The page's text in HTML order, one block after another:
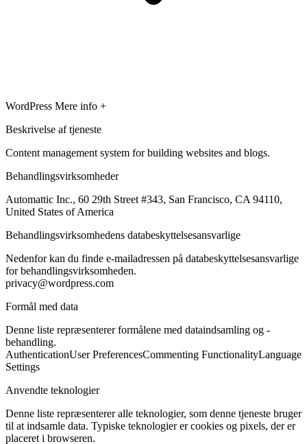
WordPress Mere info +
Beskrivelse af tjeneste
Content management system for building websites and blogs.
Behandlingsvirksomheder
Automattic Inc., 60 29th Street #343, San Francisco, CA 94110,
United States of America
Behandlingsvirksomhedens databeskyttelsesansvarlige
Nedenfor kan du finde e-mailadressen på databeskyttelsesansvarlige
for behandlingsvirksomheden.
privacy@wordpress.com
Formål med data
Denne liste repræsenterer formålene med dataindsamling og -
behandling.
AuthenticationUser PreferencesCommenting FunctionalityLanguage
Settings
Anvendte teknologier
Denne liste repræsenterer alle teknologier, som denne tjeneste bruger
til at indsamle data. Typiske teknologier er cookies og pixels, der er
placeret i browseren.